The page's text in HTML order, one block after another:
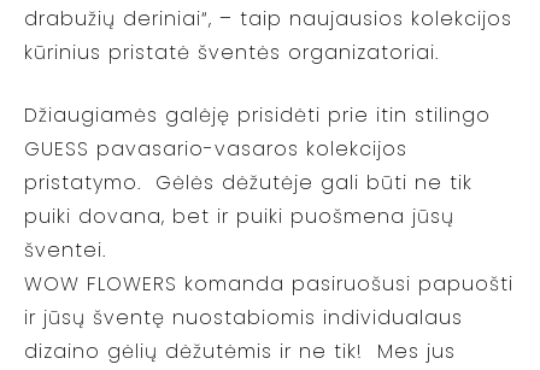
drabužių deriniai“, – taip naujausios kolekcijos
kūrinius pristatė šventės organizatoriai.
Džiaugiamės galėję prisidėti prie itin stilingo
GUESS pavasario-vasaros kolekcijos
pristatymo. Gėlės dėžutėje gali būti ne tik
puiki dovana, bet ir puiki puošmena jūsų
šventei.
WOW FLOWERS komanda pasiruošusi papuošti
ir jūsų šventę nuostabiomis individualaus
dizaino gėlių dėžutėmis ir ne tik! Mes jus